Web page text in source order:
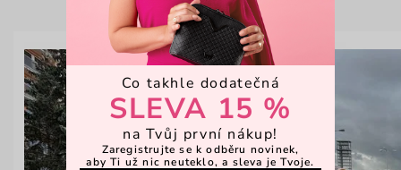
Co takhle dodatečná
SLEVA 15 %
na Tvůj první nákup!
Zaregistrujte se k odběru novinek,
aby Ti už nic neuteklo, a sleva je Tvoje.